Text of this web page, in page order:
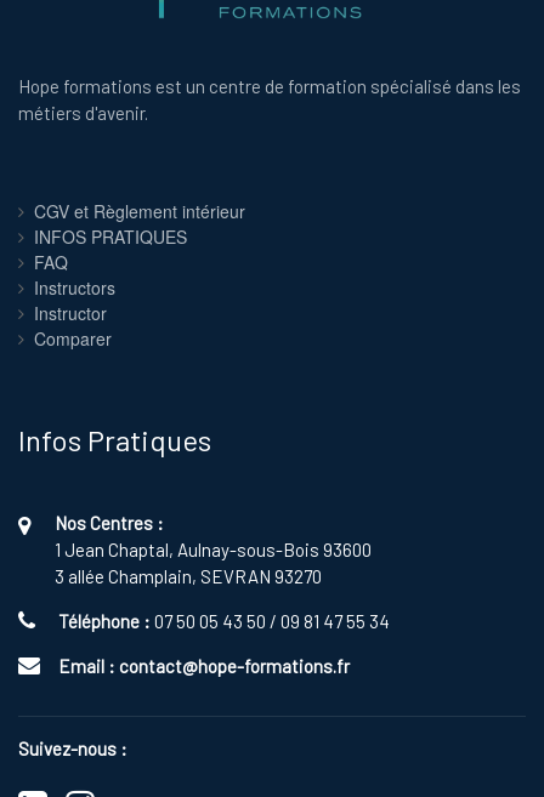
Hope formations est un centre de formation spécialisé dans les
métiers d'avenir.
CGV et Règlement intérieur
INFOS PRATIQUES
FAQ
Instructors
Instructor
Comparer
Infos Pratiques
Nos Centres :
1 Jean Chaptal, Aulnay-sous-Bois 93600
3 allée Champlain, SEVRAN 93270
Téléphone : 07 50 05 43 50 / 09 81 47 55 34
Email : contact@hope-formations.fr
Suivez-nous :